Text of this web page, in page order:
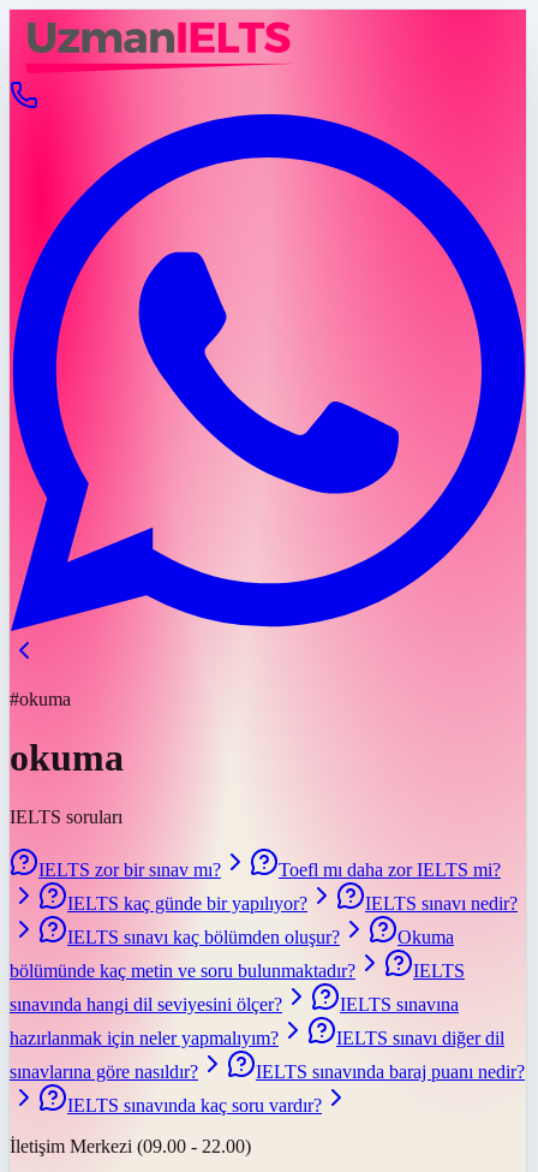
#okuma
okuma
IELTS soruları
IELTS zor bir sınav mı?
Toefl mı daha zor IELTS mi?
IELTS kaç günde bir yapılıyor?
IELTS sınavı nedir?
IELTS sınavı kaç bölümden oluşur?
Okuma
bölümünde kaç metin ve soru bulunmaktadır?
IELTS
sınavında hangi dil seviyesini ölçer?
IELTS sınavına
hazırlanmak için neler yapmalıyım?
IELTS sınavı diğer dil
sınavlarına göre nasıldır?
IELTS sınavında baraj puanı nedir?
IELTS sınavında kaç soru vardır?
İletişim Merkezi (09.00 - 22.00)